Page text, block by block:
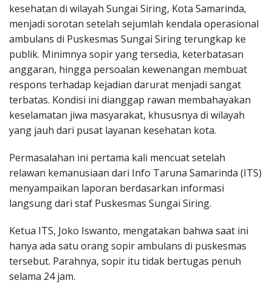
kesehatan di wilayah Sungai Siring, Kota Samarinda,
menjadi sorotan setelah sejumlah kendala operasional
ambulans di Puskesmas Sungai Siring terungkap ke
publik. Minimnya sopir yang tersedia, keterbatasan
anggaran, hingga persoalan kewenangan membuat
respons terhadap kejadian darurat menjadi sangat
terbatas. Kondisi ini dianggap rawan membahayakan
keselamatan jiwa masyarakat, khususnya di wilayah
yang jauh dari pusat layanan kesehatan kota.
Permasalahan ini pertama kali mencuat setelah
relawan kemanusiaan dari Info Taruna Samarinda (ITS)
menyampaikan laporan berdasarkan informasi
langsung dari staf Puskesmas Sungai Siring.
Ketua ITS, Joko Iswanto, mengatakan bahwa saat ini
hanya ada satu orang sopir ambulans di puskesmas
tersebut. Parahnya, sopir itu tidak bertugas penuh
selama 24 jam.